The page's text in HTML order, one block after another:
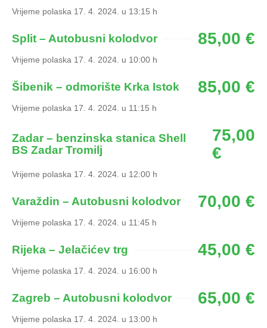
Vrijeme polaska 17. 4. 2024. u 13:15 h
Split – Autobusni kolodvor 85,00 €
Vrijeme polaska 17. 4. 2024. u 10:00 h
Šibenik – odmorište Krka Istok 85,00 €
Vrijeme polaska 17. 4. 2024. u 11:15 h
Zadar – benzinska stanica Shell
BS Zadar Tromilj
75,00
€
Vrijeme polaska 17. 4. 2024. u 12:00 h
Varaždin – Autobusni kolodvor 70,00 €
Vrijeme polaska 17. 4. 2024. u 11:45 h
Rijeka – Jelačićev trg 45,00 €
Vrijeme polaska 17. 4. 2024. u 16:00 h
Zagreb – Autobusni kolodvor 65,00 €
Vrijeme polaska 17. 4. 2024. u 13:00 h